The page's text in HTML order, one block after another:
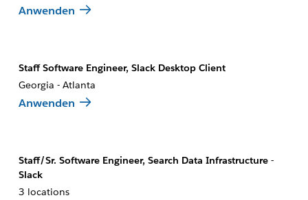
Anwenden
Staff Software Engineer, Slack Desktop Client
Georgia - Atlanta
Anwenden
Staff/Sr. Software Engineer, Search Data Infrastructure -
Slack
3 locations